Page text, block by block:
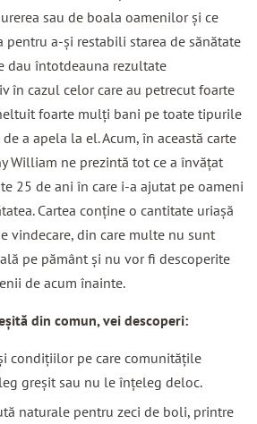
sau de boala oamenilor şi ce
pentru a-şi restabili starea de sănătate
dau întotdeauna rezultate
în cazul celor care au petrecut foarte
foarte mulţi bani pe toate tipurile
a apela la el. Acum, în această carte
William ne prezintă tot ce a învăţat
25 de ani în care i-a ajutat pe oameni
Cartea conţine o cantitate uriaşă
vindecare, din care multe nu sunt
pe pământ şi nu vor fi descoperite
de acum înainte.
din comun, vei descoperi:
condiţiilor pe care comunităţile
greşit sau nu le înţeleg deloc.
naturale pentru zeci de boli, printre